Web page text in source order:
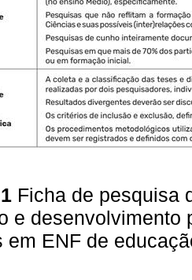
Ficha de pesquisa
e desenvolvimento
em ENF de